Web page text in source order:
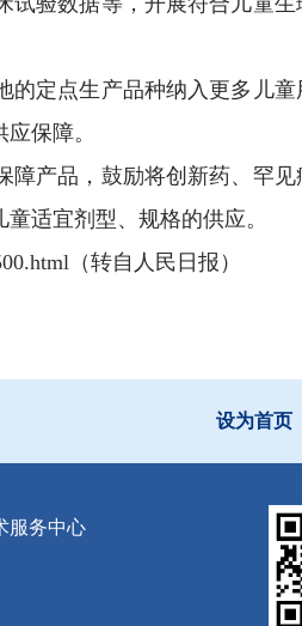
定点生产品种纳入更多儿
保障。
产品，鼓励将创新药、罕
适宜剂型、规格的供应。
（转自人民日报）
设为首页
服务中心